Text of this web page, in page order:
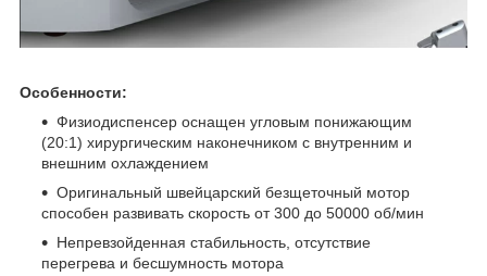
Особенности:
Физиодиспенсер оснащен угловым понижающим
(20:1) хирургическим наконечником с внутренним и
внешним охлаждением
Оригинальный швейцарский безщеточный мотор
способен развивать скорость от 300 до 50000 об/мин
Непревзойденная стабильность, отсутствие
перегрева и бесшумность мотора